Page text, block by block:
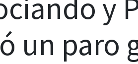
y
un paro